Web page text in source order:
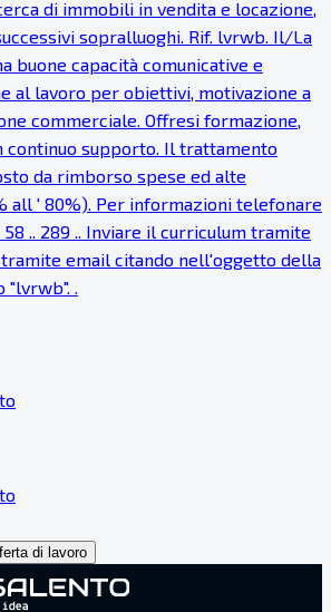
di immobili in vendita e locazione,
sopralluoghi. Rif. lvrwb. Il/La
buone capacità comunicative e
al lavoro per obiettivi, motivazione a
commerciale. Offresi formazione,
continuo supporto. Il trattamento
da rimborso spese ed alte
all ' 80%). Per informazioni telefonare
58 .. 289 .. Inviare il curriculum tramite
email citando nell'oggetto della
"lvrwb". .
di lavoro